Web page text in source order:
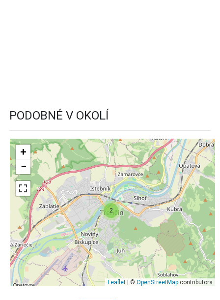
PODOBNÉ V OKOLÍ
2
+
−
Leaflet | © OpenStreetMap contributors